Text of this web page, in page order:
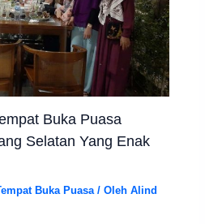
Buka Puasa
Selatan Yang Enak
Buka Puasa/ OlehAlind